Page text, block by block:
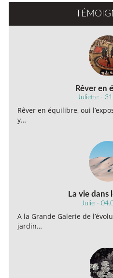
Rêver en
Juliette -
Rêver en équilibre, oui
y…
La vie dans
Julie -
A la Grande Galerie de
jardin…